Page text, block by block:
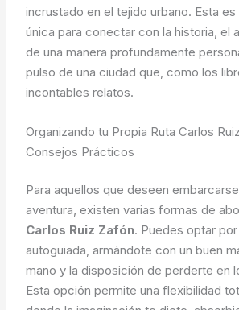
incrustado en el tejido urbano. Esta
única para conectar con la historia, el
de una manera profundamente
pulso de una ciudad que, como los
incontables relatos.
Organizando tu Propia Ruta Carlos
Consejos Prácticos
Para aquellos que deseen
aventura, existen varias formas de
Carlos Ruiz Zafón. Puedes optar
autoguiada, armándote con un buen
mano y la disposición de perderte en
Esta opción permite una flexibilidad